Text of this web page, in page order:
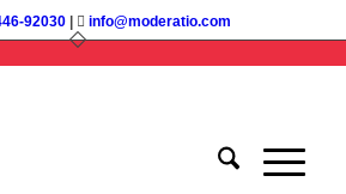
92030 info@moderatio.com